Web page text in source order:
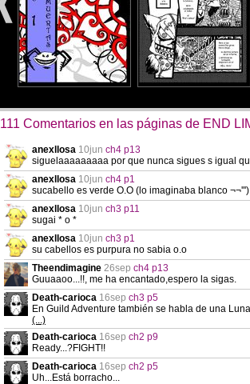
111 Comentarios en las páginas de END
anexllosa 10jun ch4 p13
siguelaaaaaaaaa por que nunca sigues s igual
anexllosa 10jun ch4 p1
sucabello es verde O.O (lo imaginaba blanco ¬¬''')
anexllosa 10jun ch3 p11
sugai * o *
anexllosa 10jun ch3 p1
su cabellos es purpura no sabia o.o
Theendimagine 26sep ch4 p13
Guuaaoo...!!, me ha encantado,espero la sigas.
Death-carioca 16sep ch3 p5
En Guild Adventure también se habla de una
(...)
Death-carioca 16sep ch2 p9
Ready...?FIGHT!!
Death-carioca 16sep ch2 p5
Uh...Está borracho...